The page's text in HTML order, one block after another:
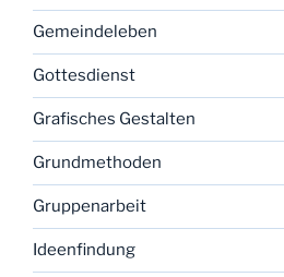
Gemeindeleben
Gottesdienst
Grafisches Gestalten
Grundmethoden
Gruppenarbeit
Ideenfindung